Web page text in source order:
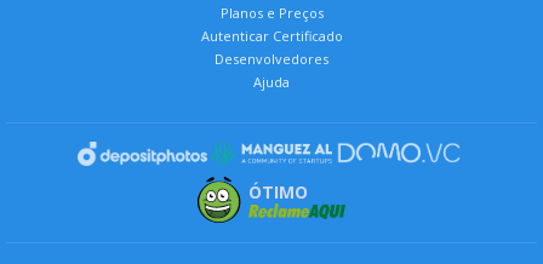
Planos e Preços
Autenticar Certificado
Desenvolvedores
Ajuda
ÓTIMO